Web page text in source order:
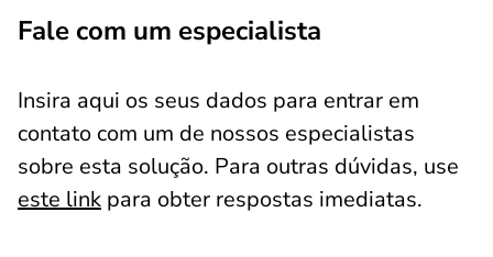
Fale com um especialista
Insira aqui os seus dados para entrar em
contato com um de nossos especialistas
sobre esta solução. Para outras dúvidas, use
este link para obter respostas imediatas.